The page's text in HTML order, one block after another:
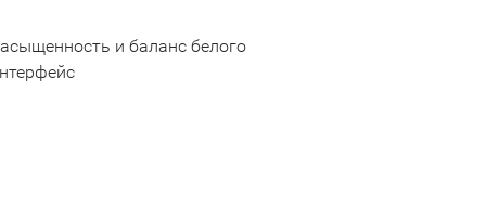
и баланс белого